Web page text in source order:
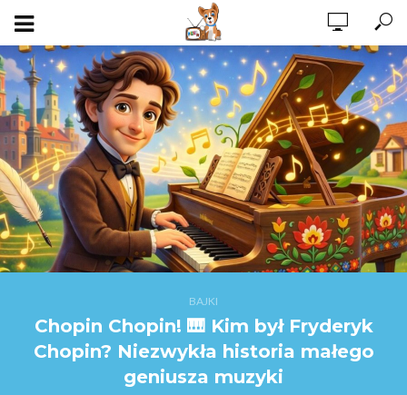
BAJKI
Chopin Chopin! 🎹 Kim był Fryderyk
Chopin? Niezwykła historia małego
geniusza muzyki